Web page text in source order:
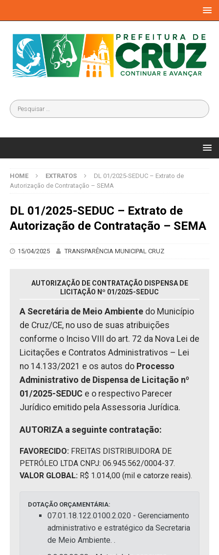
HOME EXTRATOS
DL 01/2025-SEDUC – Extrato de
Autorização de Contratação – SEMA
DL 01/2025-SEDUC – Extrato de
Autorização de Contratação – SEMA
15/04/2025 TRANSPARÊNCIA MUNICIPAL CRUZ
AUTORIZAÇÃO DE CONTRATAÇÃO DISPENSA DE
LICITAÇÃO Nº 01/2025-SEDUC
A Secretária de Meio Ambiente do Município
de Cruz/CE, no uso de suas atribuições
conforme o Inciso VIII do art. 72 da Nova Lei de
Licitações e Contratos Administrativos – Lei
no 14.133/2021 e os autos do Processo
Administrativo de Dispensa de Licitação nº
01/2025-SEDUC e o respectivo Parecer
Jurídico emitido pela Assessoria Jurídica.
AUTORIZA a seguinte contratação:
FAVORECIDO: FREITAS DISTRIBUIDORA DE
PETRÓLEO LTDA CNPJ: 06.945.562/0004-37.
VALOR GLOBAL: R$ 1.014,00 (mil e catorze reais).
DOTAÇÃO ORÇAMENTÁRIA:
07.01.18.122.0100.2.020 - Gerenciamento
administrativo e estratégico da Secretaria
de Meio Ambiente. .